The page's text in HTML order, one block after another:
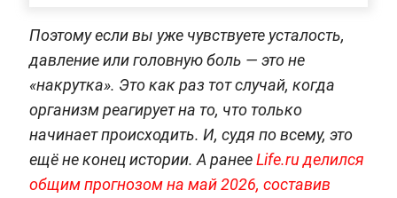
Поэтому если вы уже чувствуете усталость,
давление или головную боль — это не
«накрутка». Это как раз тот случай, когда
организм реагирует на то, что только
начинает происходить. И, судя по всему, это
ещё не конец истории. А ранееLife.ru делился
общим прогнозом на май 2026, составив